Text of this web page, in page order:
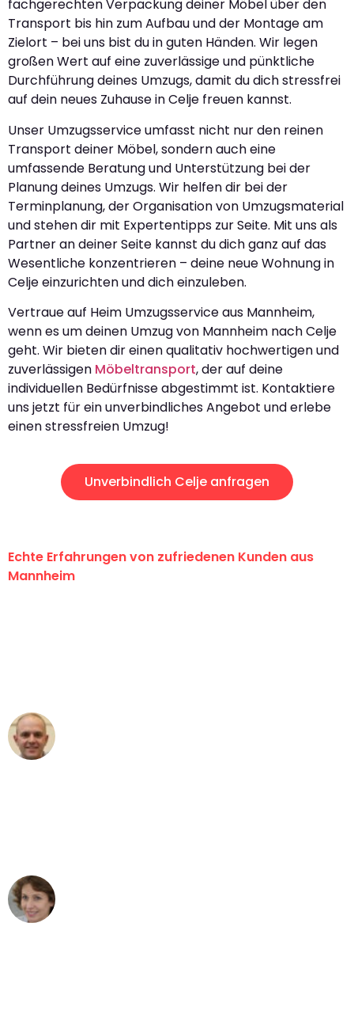
fachgerechten Verpackung deiner Möbel über den
Transport bis hin zum Aufbau und der Montage am
Zielort – bei uns bist du in guten Händen. Wir legen
großen Wert auf eine zuverlässige und pünktliche
Durchführung deines Umzugs, damit du dich stressfrei
auf dein neues Zuhause in Celje freuen kannst.
Unser Umzugsservice umfasst nicht nur den reinen
Transport deiner Möbel, sondern auch eine
umfassende Beratung und Unterstützung bei der
Planung deines Umzugs. Wir helfen dir bei der
Terminplanung, der Organisation von Umzugsmaterial
und stehen dir mit Expertentipps zur Seite. Mit uns als
Partner an deiner Seite kannst du dich ganz auf das
Wesentliche konzentrieren – deine neue Wohnung in
Celje einzurichten und dich einzuleben.
Vertraue auf Heim Umzugsservice aus Mannheim,
wenn es um deinen Umzug von Mannheim nach Celje
geht. Wir bieten dir einen qualitativ hochwertigen und
zuverlässigen Möbeltransport, der auf deine
individuellen Bedürfnisse abgestimmt ist. Kontaktiere
uns jetzt für ein unverbindliches Angebot und erlebe
einen stressfreien Umzug!
Unverbindlich Celje anfragen
Echte Erfahrungen von zufriedenen Kunden aus
Mannheim